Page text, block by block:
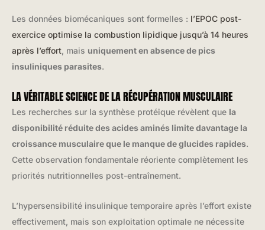
Les données biomécaniques sont formelles : l’EPOC post-
exercice optimise la combustion lipidique jusqu’à 14 heures
après l’effort , mais uniquement en absence de pics
insuliniques parasites.
LA VÉRITABLE SCIENCE DE LA RÉCUPÉRATION MUSCULAIRE
Les recherches sur la synthèse protéique révèlent que la
disponibilité réduite des acides aminés limite davantage la
croissance musculaire que le manque de glucides rapides.
Cette observation fondamentale réoriente complètement les
priorités nutritionnelles post-entraînement.
L’hypersensibilité insulinique temporaire après l’effort existe
effectivement, mais son exploitation optimale ne nécessite